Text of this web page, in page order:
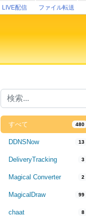
LIVE配信 ファイル転送
すべて 480
DDNSNow 13
DeliveryTracking 3
Magical Converter 2
MagicalDraw 99
chaat 8